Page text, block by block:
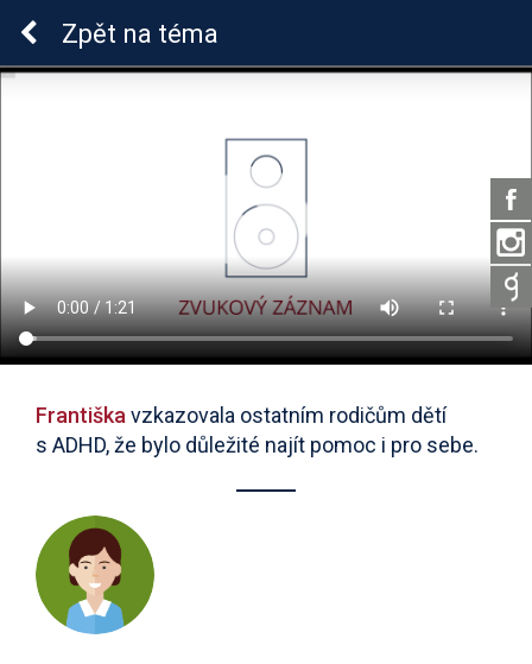
ADHD u dětí
Zpět na téma
Františka vzkazovala ostatním rodičům dětí
s ADHD, že bylo důležité najít pomoc i pro sebe.